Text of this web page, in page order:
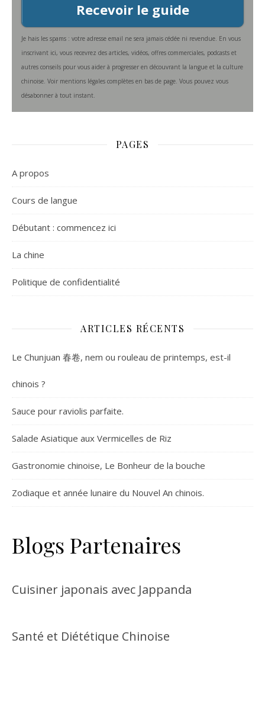
Recevoir le guide
Je hais les spams : votre adresse email ne sera jamais cédée ni revendue. En vous
inscrivant ici, vous recevrez des articles, vidéos, offres commerciales, podcasts et
autres conseils pour vous aider à progresser en découvrant la langue et la culture
chinoise. Voir mentions légales complètes en bas de page. Vous pouvez vous
désabonner à tout instant.
PAGES
A propos
Cours de langue
Débutant : commencez ici
La chine
Politique de confidentialité
ARTICLES RÉCENTS
Le Chunjuan 春卷, nem ou rouleau de printemps, est-il
chinois ?
Sauce pour raviolis parfaite.
Salade Asiatique aux Vermicelles de Riz
Gastronomie chinoise, Le Bonheur de la bouche
Zodiaque et année lunaire du Nouvel An chinois.
Blogs Partenaires
Cuisiner japonais avec Jappanda
Santé et Diététique Chinoise